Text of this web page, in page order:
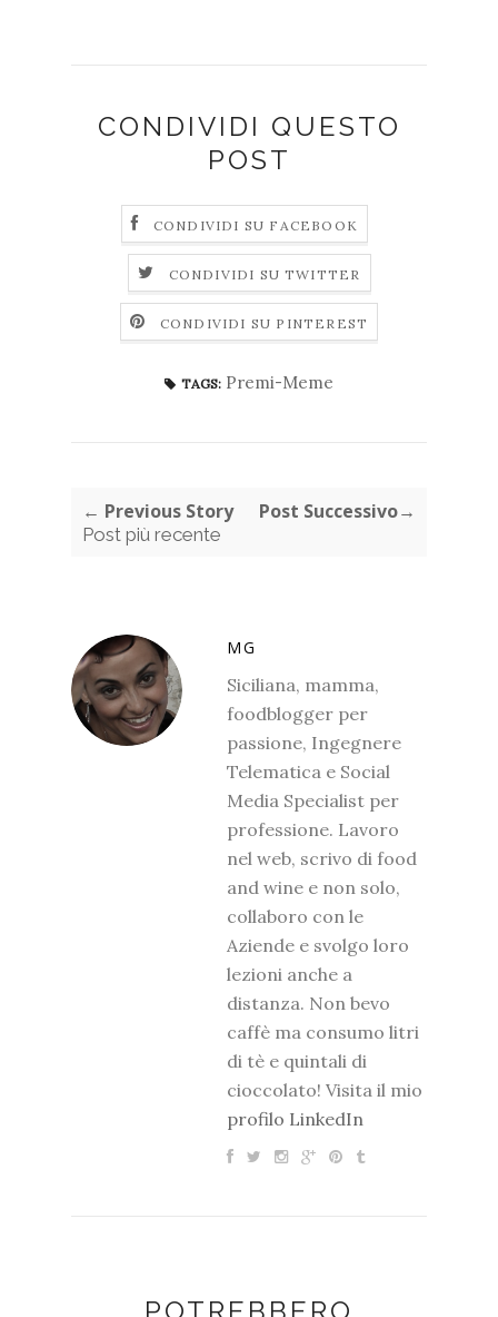
CONDIVIDI QUESTO
POST
CONDIVIDI SU FACEBOOK
CONDIVIDI SU TWITTER
CONDIVIDI SU PINTEREST
TAGS: Premi-Meme
← Previous Story
Post più recente
Post Successivo→
MG
Siciliana, mamma,
foodblogger per
passione, Ingegnere
Telematica e Social
Media Specialist per
professione. Lavoro
nel web, scrivo di food
and wine e non solo,
collaboro con le
Aziende e svolgo loro
lezioni anche a
distanza. Non bevo
caffè ma consumo litri
di tè e quintali di
cioccolato! Visita il mio
profilo LinkedIn